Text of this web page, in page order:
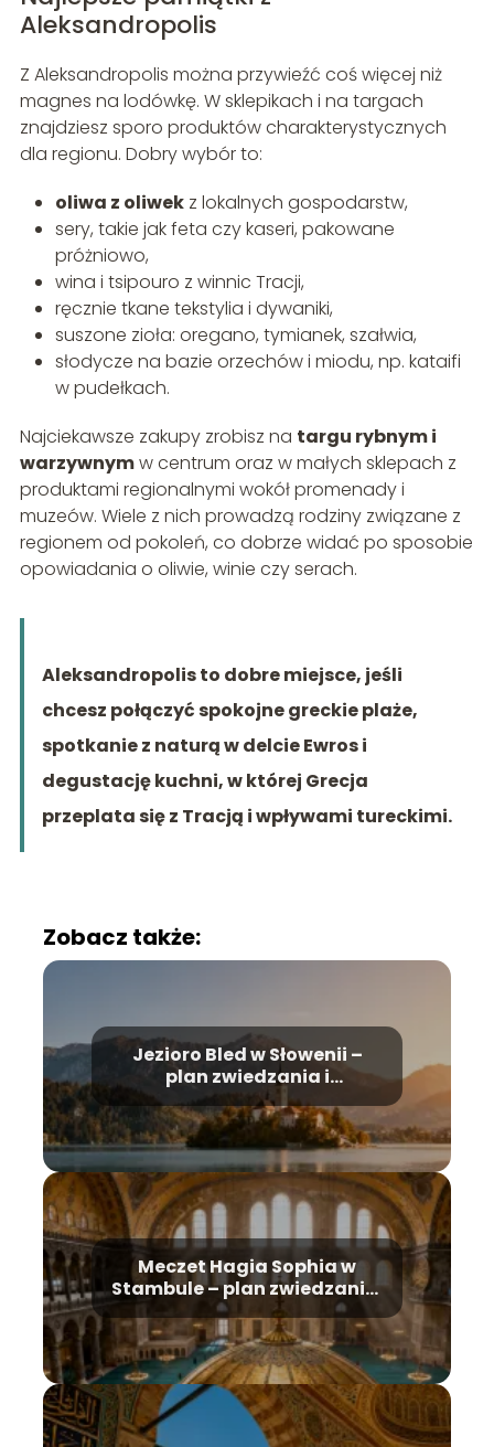
Aleksandropolis
Z Aleksandropolis można przywieźć coś więcej niż
magnes na lodówkę. W sklepikach i na targach
znajdziesz sporo produktów charakterystycznych
dla regionu. Dobry wybór to:
oliwa z oliwekz lokalnych gospodarstw,
sery, takie jak feta czy kaseri, pakowane
próżniowo,
wina i tsipouro z winnic Tracji,
ręcznie tkane tekstylia i dywaniki,
suszone zioła: oregano, tymianek, szałwia,
słodycze na bazie orzechów i miodu, np. kataifi
w pudełkach.
Najciekawsze zakupy zrobisz na targu rybnym i
warzywnymw centrum oraz w małych sklepach z
produktami regionalnymi wokół promenady i
muzeów. Wiele z nich prowadzą rodziny związane z
regionem od pokoleń, co dobrze widać po sposobie
opowiadania o oliwie, winie czy serach.
Aleksandropolis to dobre miejsce, jeśli
chcesz połączyć spokojne greckie plaże,
spotkanie z naturą w delcie Ewros i
degustację kuchni, w której Grecja
przeplata się z Tracją i wpływami tureckimi.
Zobacz także:
Jezioro Bled w Słowenii –
plan zwiedzania i
najważniejsze atrakcje
Meczet Hagia Sophia w
Stambule – plan zwiedzania,
historia, bilety